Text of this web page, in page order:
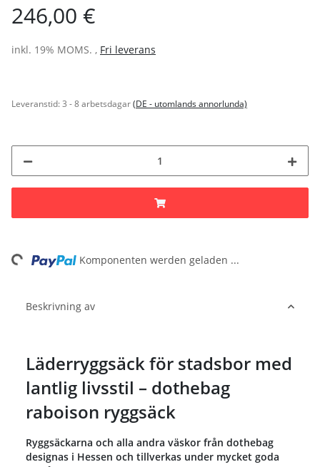
246,00 €
inkl. 19% MOMS. , Fri leverans
Leveranstid:3 - 8 arbetsdagar(DE - utomlands annorlunda)
Komponenten werden geladen ...
Beskrivning av
Läderryggsäck för stadsbor med
lantlig livsstil – dothebag
raboison ryggsäck
Ryggsäckarna och alla andra väskor från dothebag
designas i Hessen och tillverkas under mycket goda